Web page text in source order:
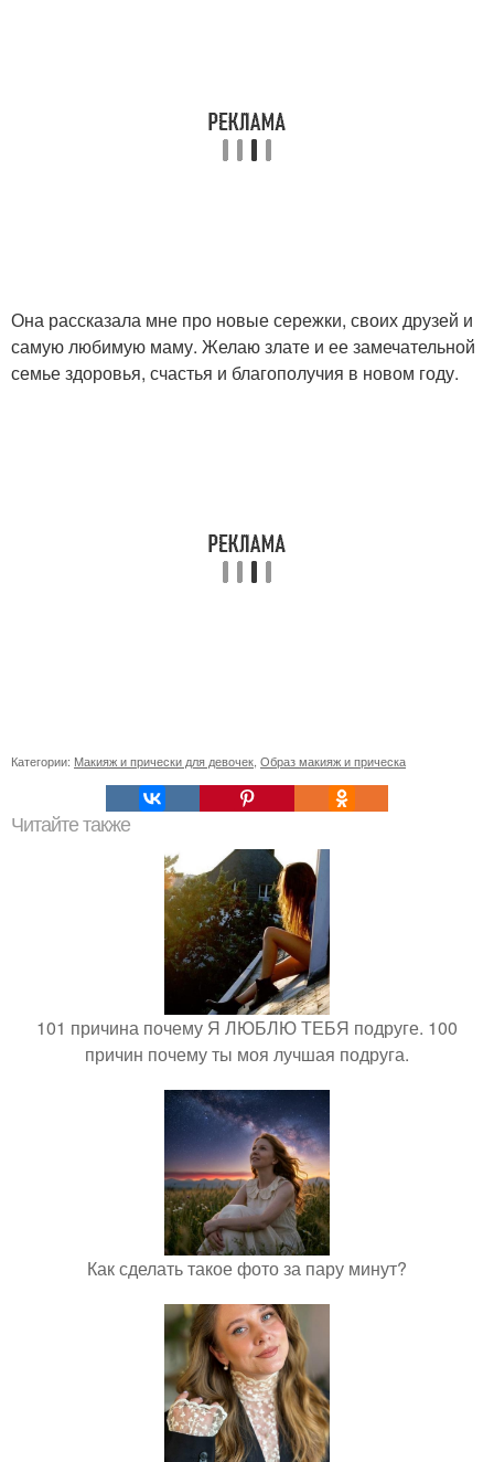
Она рассказала мне про новые сережки, своих друзей и
самую любимую маму. Желаю злате и ее замечательной
семье здоровья, счастья и благополучия в новом году.
Категории: Макияж и прически для девочек Образ макияж и прическа
Читайте также
101 причина почему Я ЛЮБЛЮ ТЕБЯ подруге. 100
причин почему ты моя лучшая подруга.
Как сделать такое фото за пару минут?